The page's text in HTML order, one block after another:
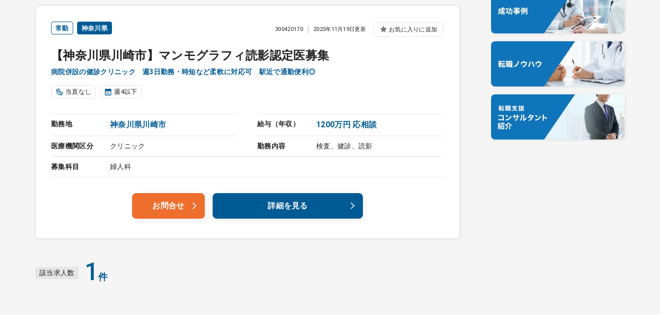
常勤 神奈川県
【神奈川県川崎市】マンモグラフィ読影認定医募集
病院併設の健診クリニック 週3日勤務・時短など柔軟に対応可 駅近で通勤便利◎
300420170 2025年11月19日更新 お気に入りに追加
当直なし 週4以下
勤務地 神奈川県川崎市 給与（年収） 1200万円 応相談
医療機関区分 クリニック 勤務内容 検査、健診、読影
募集科目 婦人科
お問合せ 詳細を見る
該当求人数 1 件